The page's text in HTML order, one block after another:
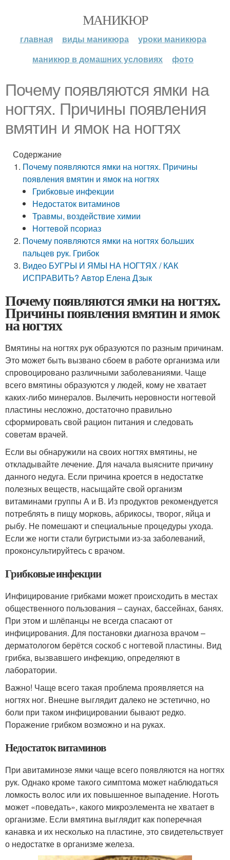
МАНИКЮР
главная виды маникюра
уроки маникюра
маникюр в домашних условиях
фото
Почему появляются ямки на
ногтях. Причины появления
вмятин и ямок на ногтях
Содержание
Почему появляются ямки на ногтях. Причины
появления вмятин и ямок на ногтях
Грибковые инфекции
Недостаток витаминов
Травмы, воздействие химии
Ногтевой псориаз
Почему появляются ямки на ногтях больших
пальцев рук. Грибок
Видео БУГРЫ И ЯМЫ НА НОГТЯХ / КАК
ИСПРАВИТЬ? Автор Елена Дзык
Почему появляются ямки на ногтях.
Причины появления вмятин и ямок
на ногтях
Вмятины на ногтях рук образуются по разным причинам.
Это может быть вызвано сбоем в работе организма или
спровоцировано различными заболеваниями. Чаще
всего вмятины образуются у людей, кому не хватает
каких-либо минералов. Вылечить неровности ногтевой
пластины несложно, достаточно правильно
сформировать свой рацион питания и следовать
советам врачей.
Если вы обнаружили на своих ногтях вмятины, не
откладывайте лечение. Для начала выясните причину
данного недуга. Если причина кроется в недостатке
полезных веществ, насыщайте свой организм
витаминами группы А и В. Из продуктов рекомендуется
потреблять в пищу морковь, абрикосы, творог, яйца и
рыбу. Не помешают и специальные процедуры ухода.
Если же ногти стали бугристыми из-за заболеваний,
проконсультируйтесь с врачом.
Грибковые инфекции
Инфицирование грибками может происходить в местах
общественного пользования – саунах, бассейнах, банях.
При этом и шлёпанцы не всегда спасают от
инфицирования. Для постановки диагноза врачом –
дерматологом берётся соскоб с ногтевой пластины. Вид
грибка, вызвавшего инфекцию, определяют в
лаборатории.
Важно! Чаще всего такая проблема проявляется на
ногтях ног. Внешне выглядит далеко не эстетично, но
боли при таком инфицировании бывают редко.
Поражение грибком возможно и на руках.
Недостаток витаминов
При авитаминозе ямки чаще всего появляются на ногтях
рук. Однако кроме такого симптома может наблюдаться
ломкость волос или их повышенное выпадение. Ноготь
может «поведать», какого микроэлемента не хватает в
организме. Если вмятина выглядит как поперечная
канавка и их несколько на пластине, это свидетельствует
о недостатке в организме железа.